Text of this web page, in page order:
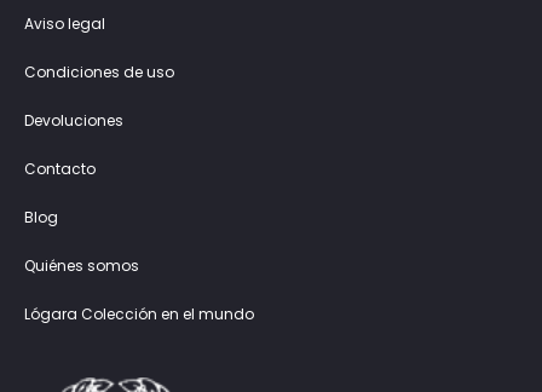
Aviso legal
Condiciones de uso
Devoluciones
Contacto
Blog
Quiénes somos
Lógara Colección en el mundo